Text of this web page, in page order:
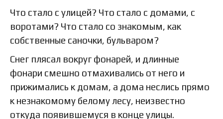
Что стало с улицей? Что стало с домами, с
воротами? Что стало со знакомым, как
собственные саночки, бульваром?
Снег плясал вокруг фонарей, и длинные
фонари смешно отмахивались от него и
прижимались к домам, а дома неслись прямо
к незнакомому белому лесу, неизвестно
откуда появившемуся в конце улицы.